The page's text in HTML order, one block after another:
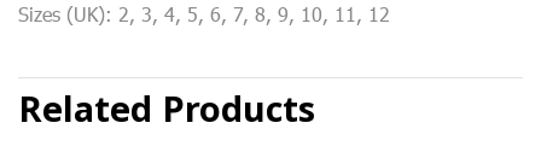
Sizes (UK): 2, 3, 4, 5, 6, 7, 8, 9, 10, 11, 12
Related Products